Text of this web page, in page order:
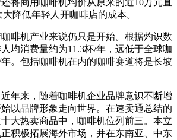
商用咖啡机均价从原来的近10万元直
降低年轻人开咖啡店的成本。
机产业来说仍只是开始。根据灼识数
均消费量约为11.3杯/年，远低于全球咖
。包括咖啡机在内的咖啡赛道将是长坡
来，随着咖啡机企业品牌意识不断增
以品牌形象走向世界。在速卖通总结的
大热卖商品中，咖啡机位列前三。本立
积极拓展海外市场，并在东南亚、中东